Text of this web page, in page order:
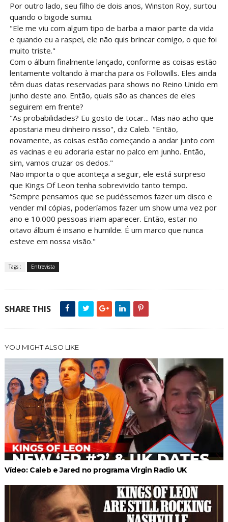
Por outro lado, seu filho de dois anos, Winston Roy, surtou
quando o bigode sumiu.
"Ele me viu com algum tipo de barba a maior parte da vida
e quando eu a raspei, ele não quis brincar comigo, o que foi
muito triste."
Com o álbum finalmente lançado, conforme as coisas estão
lentamente voltando à marcha para os Followills. Eles ainda
têm duas datas reservadas para shows no Reino Unido em
junho deste ano. Então, quais são as chances de eles
seguirem em frente?
"As probabilidades? Eu gosto de tocar... Mas não acho que
apostaria meu dinheiro nisso", diz Caleb. "Então,
novamente, as coisas estão começando a andar junto com
as vacinas e eu adoraria estar no palco em junho. Então,
sim, vamos cruzar os dedos."
Não importa o que aconteça a seguir, ele está surpreso
que Kings Of Leon tenha sobrevivido tanto tempo.
“Sempre pensamos que se pudéssemos fazer um disco e
vender mil cópias, poderíamos fazer um show uma vez por
ano e 10.000 pessoas iriam aparecer. Então, estar no
oitavo álbum é insano e humilde. É um marco que nunca
esteve em nossa visão."
Tags : Entrevista
SHARE THIS
YOU MIGHT ALSO LIKE
Vídeo: Caleb e Jared no programa Virgin Radio UK